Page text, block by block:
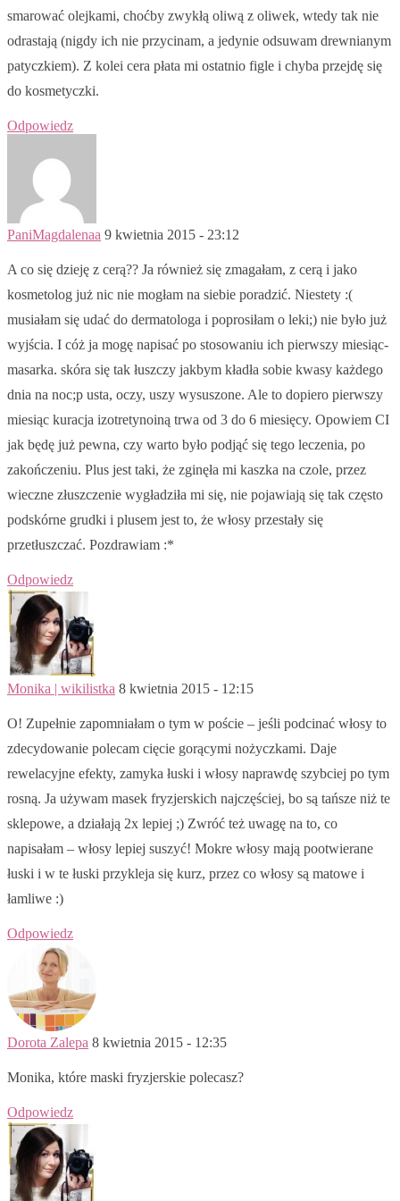
smarować olejkami, choćby zwykłą oliwą z oliwek, wtedy tak nie
odrastają (nigdy ich nie przycinam, a jedynie odsuwam drewnianym
patyczkiem). Z kolei cera płata mi ostatnio figle i chyba przejdę się
do kosmetyczki.
Odpowiedz
PaniMagdalenaa 9 kwietnia 2015 - 23:12
A co się dzieję z cerą?? Ja również się zmagałam, z cerą i jako
kosmetolog już nic nie mogłam na siebie poradzić. Niestety :(
musiałam się udać do dermatologa i poprosiłam o leki;) nie było już
wyjścia. I cóż ja mogę napisać po stosowaniu ich pierwszy miesiąc-
masarka. skóra się tak łuszczy jakbym kładła sobie kwasy każdego
dnia na noc;p usta, oczy, uszy wysuszone. Ale to dopiero pierwszy
miesiąc kuracja izotretynoiną trwa od 3 do 6 miesięcy. Opowiem CI
jak będę już pewna, czy warto było podjąć się tego leczenia, po
zakończeniu. Plus jest taki, że zginęła mi kaszka na czole, przez
wieczne złuszczenie wygładziła mi się, nie pojawiają się tak często
podskórne grudki i plusem jest to, że włosy przestały się
przetłuszczać. Pozdrawiam :*
Odpowiedz
Monika | wikilistka 8 kwietnia 2015 - 12:15
O! Zupełnie zapomniałam o tym w poście – jeśli podcinać włosy to
zdecydowanie polecam cięcie gorącymi nożyczkami. Daje
rewelacyjne efekty, zamyka łuski i włosy naprawdę szybciej po tym
rosną. Ja używam masek fryzjerskich najczęściej, bo są tańsze niż te
sklepowe, a działają 2x lepiej ;) Zwróć też uwagę na to, co
napisałam – włosy lepiej suszyć! Mokre włosy mają pootwierane
łuski i w te łuski przykleja się kurz, przez co włosy są matowe i
łamliwe :)
Odpowiedz
Dorota Zalepa 8 kwietnia 2015 - 12:35
Monika, które maski fryzjerskie polecasz?
Odpowiedz